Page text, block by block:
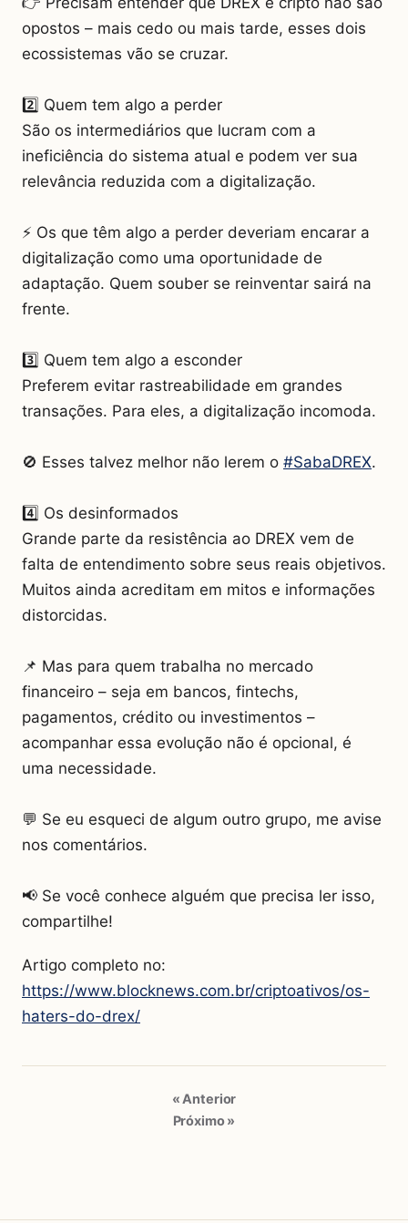
opostos – mais cedo ou mais tarde, esses dois
ecossistemas vão se cruzar.
2️⃣ Quem tem algo a perder
São os intermediários que lucram com a
ineficiência do sistema atual e podem ver sua
relevância reduzida com a digitalização.
⚡ Os que têm algo a perder deveriam encarar a
digitalização como uma oportunidade de
adaptação. Quem souber se reinventar sairá na
frente.
3️⃣ Quem tem algo a esconder
Preferem evitar rastreabilidade em grandes
transações. Para eles, a digitalização incomoda.
🚫 Esses talvez melhor não lerem o #SabaDREX.
4️⃣ Os desinformados
Grande parte da resistência ao DREX vem de
falta de entendimento sobre seus reais objetivos.
Muitos ainda acreditam em mitos e informações
distorcidas.
📌 Mas para quem trabalha no mercado
financeiro – seja em bancos, fintechs,
pagamentos, crédito ou investimentos –
acompanhar essa evolução não é opcional, é
uma necessidade.
💬 Se eu esqueci de algum outro grupo, me avise
nos comentários.
📢 Se você conhece alguém que precisa ler isso,
compartilhe!
Artigo completo no:
https://www.blocknews.com.br/criptoativos/os-
haters-do-drex/
« Anterior
Próximo »